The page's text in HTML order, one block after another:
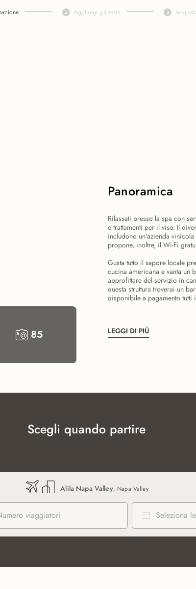
Aggiungi gli extra
85
Panoramica
Rilassati presso la spa con
e trattamenti per il viso. Il
includono un'azienda
propone, inoltre, il Wi-Fi
Gusta tutto il sapore locale
cucina americana e vanta un
approfittare del servizio in
questa struttura troverai un
disponibile a pagamento
LEGGI DI PIÙ
Scegli quando partire
Alila Napa Valley, Napa Valley
viaggiatori Seleziona